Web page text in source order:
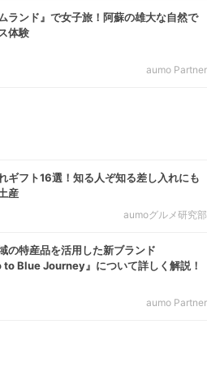
ランド』で女子旅！阿蘇の雄大な自然で
体験
aumo Partner
ギフト16選！知る人ぞ知る差し入れにも
産
aumoグルメ研究部
の特産品を活用した新ブランド
to Blue Journey』について詳しく解説！
aumo Partner